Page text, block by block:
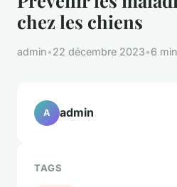
chez les chiens
admin•22 décembre 2023•6
A admin
TAGS